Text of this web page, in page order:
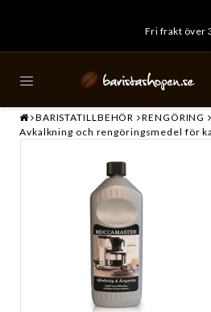
Fri frakt över
BARISTATILLBEHÖR RENGÖRING
Avkalkning och rengöringsmedel för